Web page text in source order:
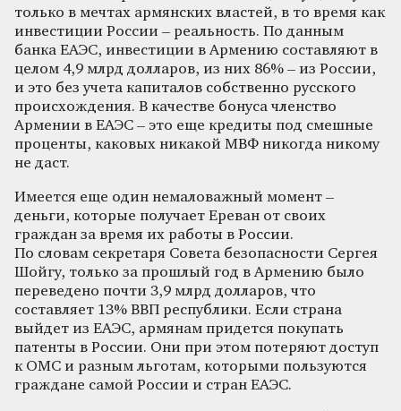
только в мечтах армянских властей, в то время как
инвестиции России – реальность. По данным
банка ЕАЭС, инвестиции в Армению составляют в
целом 4,9 млрд долларов, из них 86% – из России,
и это без учета капиталов собственно русского
происхождения. В качестве бонуса членство
Армении в ЕАЭС – это еще кредиты под смешные
проценты, каковых никакой МВФ никогда никому
не даст.
Имеется еще один немаловажный момент –
деньги, которые получает Ереван от своих
граждан за время их работы в России.
По словам секретаря Совета безопасности Сергея
Шойгу, только за прошлый год в Армению было
переведено почти 3,9 млрд долларов, что
составляет 13% ВВП республики. Если страна
выйдет из ЕАЭС, армянам придется покупать
патенты в России. Они при этом потеряют доступ
к ОМС и разным льготам, которыми пользуются
граждане самой России и стран ЕАЭС.